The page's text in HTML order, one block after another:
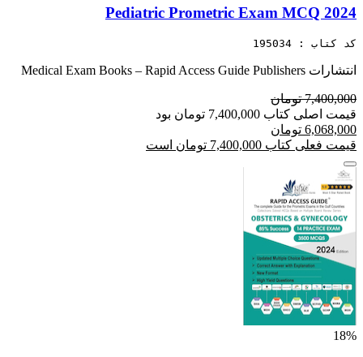
Pediatric Prometric Exam MCQ 2024
کد کتاب : 195034
انتشارات Medical Exam Books – Rapid Access Guide Publishers
7,400,000 تومان
قیمت اصلی کتاب 7,400,000 تومان بود
6,068,000 تومان
قیمت فعلی کتاب 7,400,000 تومان است
18%